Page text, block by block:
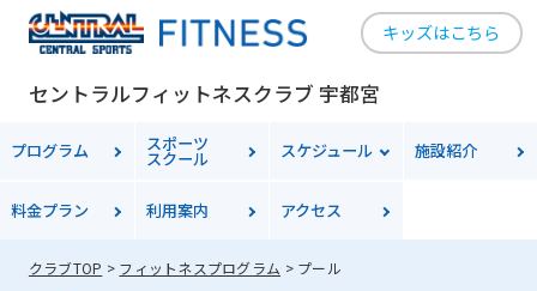
キッズはこちら
セントラルフィットネスクラブ 宇都宮
プログラム スポーツ
スクール スケジュール 施設紹介
料金プラン 利用案内 アクセス
クラブTOP フィットネスプログラム プール